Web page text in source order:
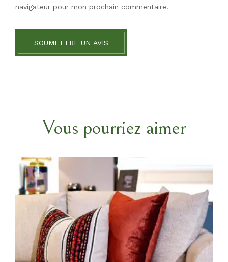
navigateur pour mon prochain commentaire.
SOUMETTRE UN AVIS
Vous pourriez aimer